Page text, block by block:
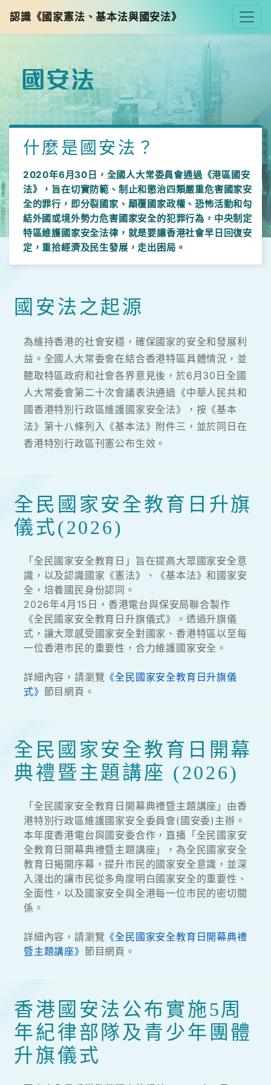
認識《國家憲法、基本法與國安法》
什麼是國安法？
2020年6月30日，全國人大常委員會通過《港區國安
法》，旨在切實防範、制止和懲治四類嚴重危害國家安
全的罪行，即分裂國家、顛覆國家政權、恐怖活動和勾
結外國或境外勢力危害國家安全的犯罪行為，中央制定
特區維護國家安全法律，就是要讓香港社會早日回復安
定，重拾經濟及民生發展，走出困局。
國安法之起源
為維持香港的社會安穩，確保國家的安全和發展利
益。全國人大常委會在結合香港特區具體情況，並
聽取特區政府和社會各界意見後，於6月30日全國
人大常委會第二十次會議表決通過《中華人民共和
國香港特別行政區維護國家安全法》，按《基本
法》第十八條列入《基本法》附件三，並於同日在
香港特別行政區刊憲公布生效。
全民國家安全教育日升旗
儀式(2026)
「全民國家安全教育日」旨在提高大眾國家安全意
識，以及認識國家《憲法》、《基本法》和國家安
全，培養國民身份認同。
2026年4月15日，香港電台與保安局聯合製作
《全民國家安全教育日升旗儀式》。透過升旗儀
式，讓大眾感受國家安全對國家、香港特區以至每
一位香港市民的重要性，合力維護國家安全。
詳細內容，請瀏覽 《全民國家安全教育日升旗儀
式》 節目網頁。
全民國家安全教育日開幕
典禮暨主題講座 (2026)
「全民國家安全教育日開幕典禮暨主題講座」由香
港特別行政區維護國家安全委員會(國安委)主辦。
本年度香港電台與國安委合作，直播「全民國家安
全教育日開幕典禮暨主題講座」，為全民國家安全
教育日揭開序幕，提升市民的國家安全意識，並深
入淺出的讓市民從多角度明白國家安全的重要性、
全面性，以及國家安全與全港每一位市民的密切關
係。
詳細內容，請瀏覽 《全民國家安全教育日開幕典禮
暨主題講座》 節目網頁。
香港國安法公布實施5周
年紀律部隊及青少年團體
升旗儀式